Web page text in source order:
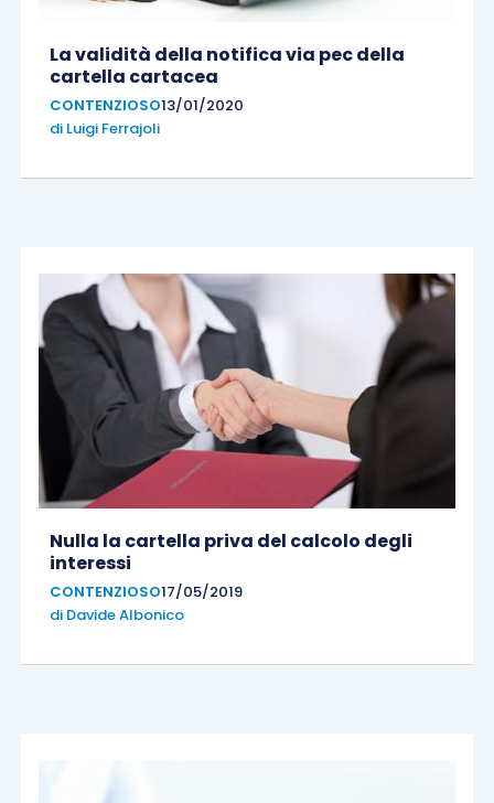
La validità della notifica via pec della
cartella cartacea
CONTENZIOSO13/01/2020
di Luigi Ferrajoli
Nulla la cartella priva del calcolo degli
interessi
CONTENZIOSO17/05/2019
di Davide Albonico